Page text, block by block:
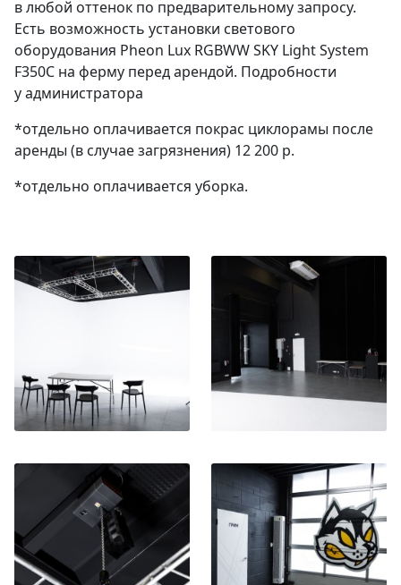
в любой оттенок по предварительному запросу.
Есть возможность установки светового
оборудования Pheon Lux RGBWW SKY Light System
F350C на ферму перед арендой. Подробности
у администратора
*отдельно оплачивается покрас циклорамы после
аренды (в случае загрязнения) 12 200 р.
*отдельно оплачивается уборка.